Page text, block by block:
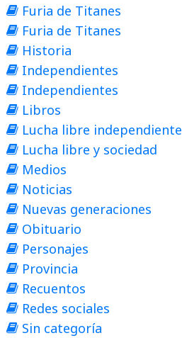
Furia de Titanes
Furia de Titanes
Historia
Independientes
Independientes
Libros
Lucha libre independiente
Lucha libre y sociedad
Medios
Noticias
Nuevas generaciones
Obituario
Personajes
Provincia
Recuentos
Redes sociales
Sin categoría